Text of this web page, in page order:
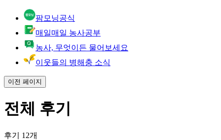
팜모닝공식
매일매일 농사공부
농사, 무엇이든 물어보세요
이웃들의 병해충 소식
이전 페이지
전체 후기
후기 12개